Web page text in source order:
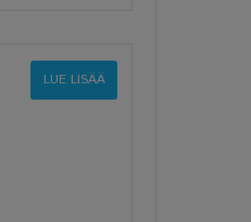
LUE LISÄÄ